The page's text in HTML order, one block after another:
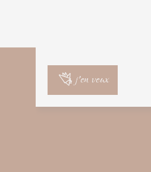
j'en veux